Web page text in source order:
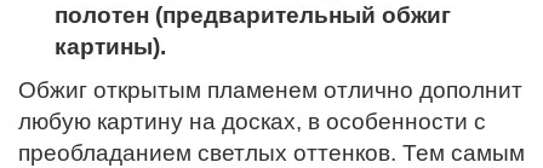
полотен (предварительный обжиг
картины).
Обжиг открытым пламенем отлично дополнит
любую картину на досках, в особенности с
преобладанием светлых оттенков. Тем самым